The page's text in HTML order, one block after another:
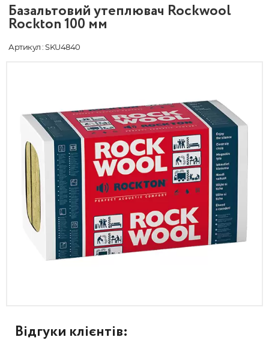
Базальтовий утеплювач Rockwool
Rockton 100 мм
Артикул : SKU4840
Відгуки клієнтів: